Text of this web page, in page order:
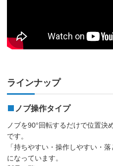
ラインナップ
ノブ操作タイプ
ノブを90°回転するだけで位置決
です。
「持ちやすい・操作しやすい・
になっています。